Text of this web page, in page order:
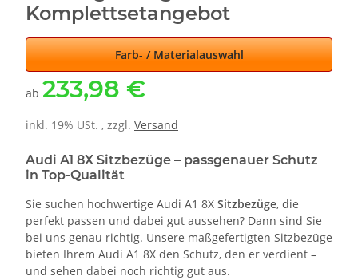
Komplettsetangebot
Farb- / Materialauswahl
ab 233,98 €
inkl. 19% USt. , zzgl. Versand
Audi A1 8X Sitzbezüge – passgenauer Schutz
in Top-Qualität
Sie suchen hochwertige Audi A1 8X Sitzbezüge, die
perfekt passen und dabei gut aussehen? Dann sind Sie
bei uns genau richtig. Unsere maßgefertigten Sitzbezüge
bieten Ihrem Audi A1 8X den Schutz, den er verdient –
und sehen dabei noch richtig gut aus.